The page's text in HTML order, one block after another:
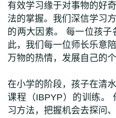
有效学习缘于对事物的好
法的掌握。我们深信学习
的两大因素。 每一位孩
此，我们每一位师长乐意
万物的热情，发展自己的个
在小学的阶段，孩子在清
课程（IBPYP）的训练。
习方法，把握机会去探问